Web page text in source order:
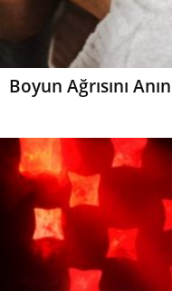
Boyun Ağrısını